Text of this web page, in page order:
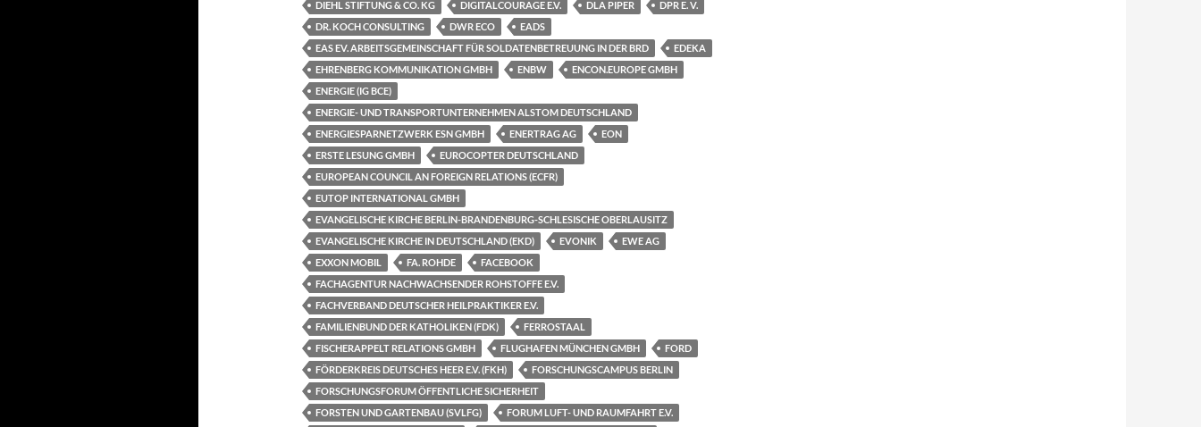
DIEHL STIFTUNG & CO. KG
DIGITALCOURAGE E.V. DLA PIPER
DPR E. V.
DR. KOCH CONSULTING
DWR ECO
EADS
EAS EV. ARBEITSGEMEINSCHAFT FÜR SOLDATENBETREUUNG IN DER BRD
EDEKA
EHRENBERG KOMMUNIKATION GMBH
ENBW
ENCON.EUROPE GMBH
ENERGIE (IG BCE)
ENERGIE- UND TRANSPORTUNTERNEHMEN ALSTOM DEUTSCHLAND
ENERGIESPARNETZWERK ESN GMBH
ENERTRAG AG
EON
ERSTE LESUNG GMBH
EUROCOPTER DEUTSCHLAND
EUROPEAN COUNCIL AN FOREIGN RELATIONS (ECFR)
EUTOP INTERNATIONAL GMBH
EVANGELISCHE KIRCHE BERLIN-BRANDENBURG-SCHLESISCHE OBERLAUSITZ
EVANGELISCHE KIRCHE IN DEUTSCHLAND (EKD)
EVONIK
EWE AG
EXXON MOBIL
FA. ROHDE
FACEBOOK
FACHAGENTUR NACHWACHSENDER ROHSTOFFE E.V.
FACHVERBAND DEUTSCHER HEILPRAKTIKER E.V.
FAMILIENBUND DER KATHOLIKEN (FDK)
FERROSTAAL
FISCHERAPPELT RELATIONS GMBH
FLUGHAFEN MÜNCHEN GMBH
FORD
FÖRDERKREIS DEUTSCHES HEER E.V. (FKH)
FORSCHUNGSCAMPUS BERLIN
FORSCHUNGSFORUM ÖFFENTLICHE SICHERHEIT
FORSTEN UND GARTENBAU (SVLFG)
FORUM LUFT- UND RAUMFAHRT E.V.